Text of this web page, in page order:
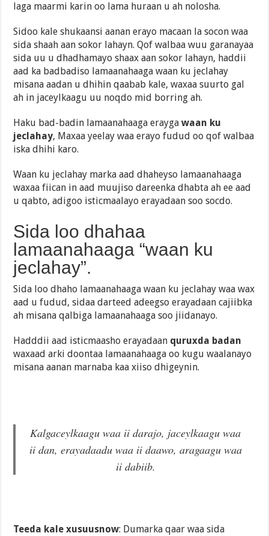
laga maarmi karin oo lama huraan u ah nolosha.
Sidoo kale shukaansi aanan erayo macaan la socon waa
sida shaah aan sokor lahayn. Qof walbaa wuu garanayaa
sida uu u dhadhamayo shaax aan sokor lahayn, haddii
aad ka badbadiso lamaanahaaga waan ku jeclahay
misana aadan u dhihin qaabab kale, waxaa suurto gal
ah in jaceylkaagu uu noqdo mid borring ah.
Haku bad-badin lamaanahaaga eraygawaan ku
jeclahay, Maxaa yeelay waa erayo fudud oo qof walbaa
iska dhihi karo.
Waan ku jeclahay marka aad dhaheyso lamaanahaaga
waxaa fiican in aad muujiso dareenka dhabta ah ee aad
u qabto, adigoo isticmaalayo erayadaan soo socdo.
Sida loo dhahaa
lamaanahaaga “waan ku
jeclahay”.
Sida loo dhaho lamaanahaaga waan ku jeclahay waa wax
aad u fudud, sidaa darteed adeegso erayadaan cajiibka
ah misana qalbiga lamaanahaaga soo jiidanayo.
Hadddii aad isticmaasho erayadaan quruxda badan
waxaad arki doontaa lamaanahaaga oo kugu waalanayo
misana aanan marnaba kaa xiiso dhigeynin.
Kalgaceylkaagu waa ii darajo, jaceylkaagu waa
ii dan, erayadaadu waa ii daawo, aragaagu waa
ii dabiib.
Teeda kale xusuusnow: Dumarka qaar waa sida